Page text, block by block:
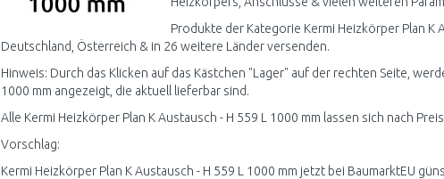
Produkte der Kategorie Kermi Heizkörper Plan K
Deutschland, Österreich & in 26 weitere Länder versenden.
Hinweis: Durch das Klicken auf das Kästchen "Lager" auf der rechten Seite,
1000 mm angezeigt, die aktuell lieferbar sind.
Alle Kermi Heizkörper Plan K Austausch - H 559 L 1000 mm lassen sich nach
Vorschlag:
Kermi Heizkörper Plan K Austausch - H 559 L 1000 mm jetzt bei BaumarktEU